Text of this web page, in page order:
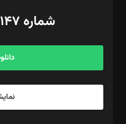
آگهی و مشترکین: ۰۹۱۹۹۹۹۰۴۵۴
شماره ۱۴۷ - مرداد ۱۴۰۵